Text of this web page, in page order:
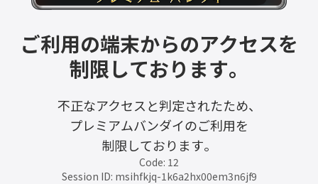
ご利用の端末からのアクセスを
制限しております。
不正なアクセスと判定されたため、
プレミアムバンダイのご利用を
制限しております。
Code: 12
Session ID: msihfkjq-1k6a2hx00em3n6jf9